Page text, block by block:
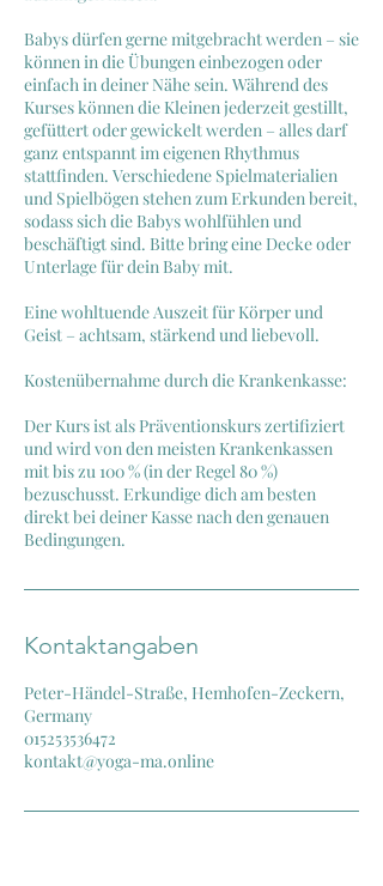
Babys dürfen gerne mitgebracht werden – sie
können in die Übungen einbezogen oder
einfach in deiner Nähe sein. Während des
Kurses können die Kleinen jederzeit gestillt,
gefüttert oder gewickelt werden – alles darf
ganz entspannt im eigenen Rhythmus
stattfinden. Verschiedene Spielmaterialien
und Spielbögen stehen zum Erkunden bereit,
sodass sich die Babys wohlfühlen und
beschäftigt sind. Bitte bring eine Decke oder
Unterlage für dein Baby mit.
Eine wohltuende Auszeit für Körper und
Geist – achtsam, stärkend und liebevoll.
Kostenübernahme durch die Krankenkasse:
Der Kurs ist als Präventionskurs zertifiziert
und wird von den meisten Krankenkassen
mit bis zu 100 % (in der Regel 80 %)
bezuschusst. Erkundige dich am besten
direkt bei deiner Kasse nach den genauen
Bedingungen.
Kontaktangaben
Peter-Händel-Straße, Hemhofen-Zeckern,
Germany
015253536472
kontakt@yoga-ma.online